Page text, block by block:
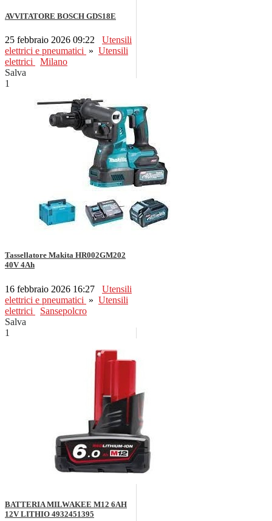
AVVITATORE BOSCH GDS18E
25 febbraio 2026 09:22
Utensili
elettrici e pneumatici » Utensili
elettrici
Milano
Salva
1
Tassellatore Makita HR002GM202
40V 4Ah
16 febbraio 2026 16:27
Utensili
elettrici e pneumatici » Utensili
elettrici
Sansepolcro
Salva
1
BATTERIA MILWAKEE M12 6AH
12V LITHIO 4932451395